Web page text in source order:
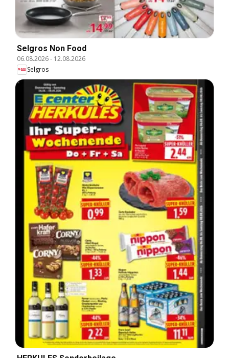
Selgros Non Food
06.08.2026- 12.08.2026
Selgros